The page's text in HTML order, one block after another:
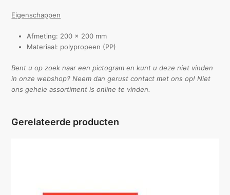
Eigenschappen
Afmeting: 200 x 200 mm
Materiaal: polypropeen (PP)
Bent u op zoek naar een pictogram en kunt u deze niet vinden
in onze webshop? Neem dan gerust contact met ons op! Niet
ons gehele assortiment is online te vinden.
Gerelateerde producten